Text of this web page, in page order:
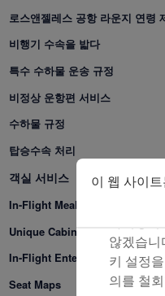
로스앤젤레스 공항 라운지 연령
비행기 수속을 밟다
특수 수하물 운송 규정
비정상 운항편 서비스
수하물 규정
탑승수속 처리
객실 서비스
In-Flight Meals
Unique Cabin Services
In-Flight Entertainment
Seat Maps
이 웹 사이
니다. 이
자는 고객
텐츠와 광
동의’를
케팅 쿠
니다. ‘
않겠습니
키 설정
의를 철